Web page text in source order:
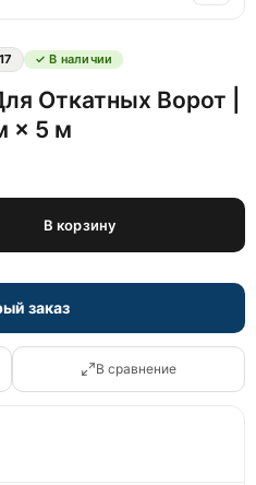
17 ✓ В наличии
Откатных Ворот |
× 5 м
В корзину
заказ
В сравнение